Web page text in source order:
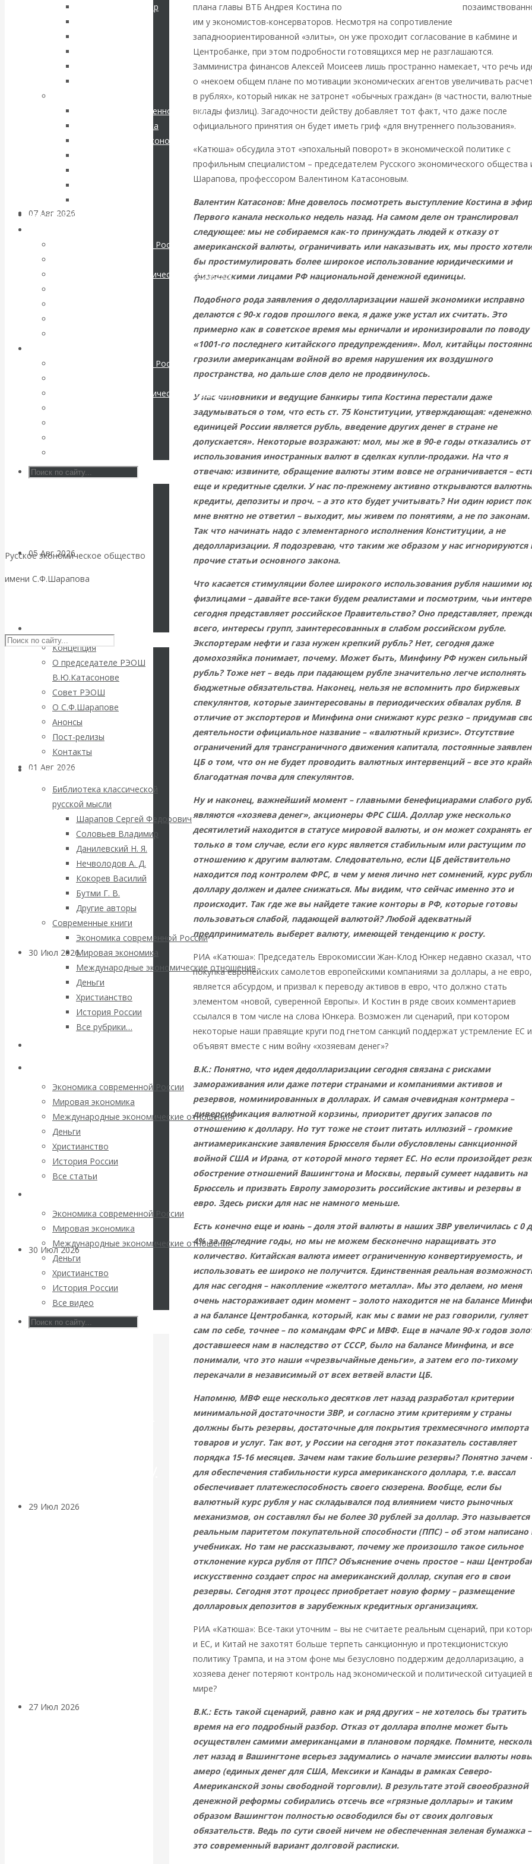
Соловьев Владимир
Экономика современной России
Мировая экономика
Международные экономические отношения
Авторы РЭОШ
Экономика современной России
Международные экономические отношения
Экономика современной России
Международные экономические отношения
Русское экономическое общество
имени С.Ф.Шарапова
Концепция
О председателе РЭОШ
В.Ю.Катасонове
Совет РЭОШ
О С.Ф.Шарапове
Анонсы
Пост-релизы
Контакты
Библиотека
Библиотека классической
русской мысли
Шарапов Сергей Федорович
Соловьев Владимир
Данилевский Н. Я.
Нечволодов А. Д.
Кокорев Василий
Бутми Г. В.
Другие авторы
Современные книги
Экономика современной России
Мировая экономика
Международные экономические отношения
Деньги
Христианство
История России
Все рубрики…
Экономика современной России
Мировая экономика
Международные экономические отношения
Деньги
Христианство
История России
Все статьи
Экономика современной России
Мировая экономика
Международные экономические отношения
Деньги
Христианство
История России
Все видео
кризис в России.
Проедаем
основной
капитал, но
строим
грандиозные
планы
07 Авг 2026
ВАлентин
КАтасонов. К
112-летию
мировой войны:
вместо победы
Россия
получила
05 Авг 2026Деньги
Валентин
раз на тему
блокировки
банковских
счетов
01 Авг 2026
ВАлентин
Катасонов.
Саммит НАТО в
Турции: Drang
nach Osten
30 Июл 2026Банки
Валентин
Катасонов. Кто
финансовых
рынках?
Минфины хотят
быть главнее
Центробанков?
30 Июл 2026Цифровая
экономика
Валентин
Катасонов.
29 Июл 2026
27 Июл 2026
плана главы ВТБ Андрея Костина по
дедолларизации России,
им у экономистов-консерваторов. Несмотря на сопротивление
западноориентированной «элиты», он уже проходит согласование в кабмине и
Центробанке, при этом подробности готовящихся мер не разглашаются.
Замминистра финансов Алексей Моисеев лишь пространно намекает, что речь
о «некоем общем плане по мотивации экономических агентов увеличивать
в рублях», который никак не затронет «обычных граждан» (в частности, валютные
вклады физлиц). Загадочности действу добавляет тот факт, что даже после
официального принятия он будет иметь гриф «для внутреннего пользования».
«Катюша» обсудила этот «эпохальный поворот» в экономической политике с
профильным специалистом – председателем Русского экономического общества
Шарапова, профессором Валентином Катасоновым.
Валентин Катасонов: Мне довелось посмотреть выступление Костина в
Первого канала несколько недель назад. На самом деле он транслировал
следующее: мы не собираемся как-то принуждать людей к отказу от
американской валюты, ограничивать или наказывать их, мы просто
бы простимулировать более широкое использование юридическими и
физическими лицами РФ национальной денежной единицы.
Подобного рода заявления о дедолларизации нашей экономики исправно
делаются с 90-х годов прошлого века, я даже уже устал их считать. Это
примерно как в советское время мы ерничали и иронизировали по поводу
«1001-го последнего китайского предупреждения». Мол, китайцы
грозили американцам войной во время нарушения их воздушного
пространства, но дальше слов дело не продвинулось.
У нас чиновники и ведущие банкиры типа Костина перестали даже
задумываться о том, что есть ст. 75 Конституции, утверждающая:
единицей России является рубль, введение других денег в стране не
допускается». Некоторые возражают: мол, мы же в 90-е годы отказались от
использования иностранных валют в сделках купли-продажи. На что я
отвечаю: извините, обращение валюты этим вовсе не ограничивается –
еще и кредитные сделки. У нас по-прежнему активно открываются
кредиты, депозиты и проч. – а это кто будет учитывать? Ни один юрист
мне внятно не ответил – выходит, мы живем по понятиям, а не по законам.
Так что начинать надо с элементарного исполнения Конституции, а не
дедолларизации. Я подозреваю, что таким же образом у нас игнорируются
прочие статьи основного закона.
Что касается стимуляции более широкого использования рубля нашими
физлицами – давайте все-таки будем реалистами и посмотрим, чьи
сегодня представляет российское Правительство? Оно представляет,
всего, интересы групп, заинтересованных в слабом российском рубле.
Экспортерам нефти и газа нужен крепкий рубль? Нет, сегодня даже
домохозяйка понимает, почему. Может быть, Минфину РФ нужен сильный
рубль? Тоже нет – ведь при падающем рубле значительно легче исполнять
бюджетные обязательства. Наконец, нельзя не вспомнить про биржевых
спекулянтов, которые заинтересованы в периодических обвалах рубля. В
отличие от экспортеров и Минфина они снижают курс резко – придумав
деятельности официальное название – «валютный кризис». Отсутствие
ограничений для трансграничного движения капитала, постоянные
ЦБ о том, что он не будет проводить валютных интервенций – все это
благодатная почва для спекулянтов.
Ну и наконец, важнейший момент – главными бенефициарами слабого
являются «хозяева денег», акционеры ФРС США. Доллар уже несколько
десятилетий находится в статусе мировой валюты, и он может сохранять
только в том случае, если его курс является стабильным или растущим по
отношению к другим валютам. Следовательно, если ЦБ действительно
находится под контролем ФРС, в чем у меня лично нет сомнений, курс
доллару должен и далее снижаться. Мы видим, что сейчас именно это и
происходит. Так где же вы найдете такие конторы в РФ, которые готовы
пользоваться слабой, падающей валютой? Любой адекватный
предприниматель выберет валюту, имеющей тенденцию к росту.
РИА «Катюша»: Председатель Еврокомиссии Жан-Клод Юнкер недавно сказал, что
покупка европейских самолетов европейскими компаниями за доллары, а не евро,
является абсурдом, и призвал к переводу активов в евро, что должно стать
элементом «новой, суверенной Европы». И Костин в ряде своих комментариев
ссылался в том числе на слова Юнкера. Возможен ли сценарий, при котором
некоторые наши правящие круги под гнетом санкций поддержат устремление ЕС и
объявят вместе с ним войну «хозяевам денег»?
В.К.: Понятно, что идея дедолларизации сегодня связана с рисками
замораживания или даже потери странами и компаниями активов и
резервов, номинированных в долларах. И самая очевидная контрмера –
диверсификация валютной корзины, приоритет других запасов по
отношению к доллару. Но тут тоже не стоит питать иллюзий – громкие
антиамериканские заявления Брюсселя были обусловлены санкционной
войной США и Ирана, от которой много теряет ЕС. Но если произойдет
обострение отношений Вашингтона и Москвы, первый сумеет надавить на
Брюссель и призвать Европу заморозить российские активы и резервы в
евро. Здесь риски для нас не намного меньше.
Есть конечно еще и юань – доля этой валюты в наших ЗВР увеличилась с 0
4% за последние годы, но мы не можем бесконечно наращивать это
количество. Китайская валюта имеет ограниченную конвертируемость, и
использовать ее широко не получится. Единственная реальная
для нас сегодня – накопление «желтого металла». Мы это делаем, но меня
очень настораживает один момент – золото находится не на балансе
а на балансе Центробанка, который, как мы с вами не раз говорили, гуляет
сам по себе, точнее – по командам ФРС и МВФ. Еще в начале 90-х годов
доставшееся нам в наследство от СССР, было на балансе Минфина, и все
понимали, что это наши «чрезвычайные деньги», а затем его по-тихому
перекачали в независимый от всех ветвей власти ЦБ.
Напомню, МВФ еще несколько десятков лет назад разработал критерии
минимальной достаточности ЗВР, и согласно этим критериям у страны
должны быть резервы, достаточные для покрытия трехмесячного импорта
товаров и услуг. Так вот, у России на сегодня этот показатель составляет
порядка 15-16 месяцев. Зачем нам такие большие резервы? Понятно зачем
для обеспечения стабильности курса американского доллара, т.е. вассал
обеспечивает платежеспособность своего сюзерена. Вообще, если бы
валютный курс рубля у нас складывался под влиянием чисто рыночных
механизмов, он составлял бы не более 30 рублей за доллар. Это называется
реальным паритетом покупательной способности (ППС) – об этом написано
учебниках. Но там не рассказывают, почему же произошло такое сильное
отклонение курса рубля от ППС? Объяснение очень простое – наш
искусственно создает спрос на американский доллар, скупая его в свои
резервы. Сегодня этот процесс приобретает новую форму – размещение
долларовых депозитов в зарубежных кредитных организациях.
РИА «Катюша»: Все-таки уточним – вы не считаете реальным сценарий, при
и ЕС, и Китай не захотят больше терпеть санкционную и протекционистскую
политику Трампа, и на этом фоне мы безусловно поддержим дедолларизацию, а
хозяева денег потеряют контроль над экономической и политической ситуацией в
мире?
В.К.: Есть такой сценарий, равно как и ряд других – не хотелось бы тратить
время на его подробный разбор. Отказ от доллара вполне может быть
осуществлен самими американцами в плановом порядке. Помните,
лет назад в Вашингтоне всерьез задумались о начале эмиссии валюты
амеро (единых денег для США, Мексики и Канады в рамках Северо-
Американской зоны свободной торговли). В результате этой своеобразной
денежной реформы собирались отсечь все «грязные доллары» и таким
образом Вашингтон полностью освободился бы от своих долговых
обязательств. Ведь по сути своей ничем не обеспеченная зеленая бумажка –
это современный вариант долговой расписки.